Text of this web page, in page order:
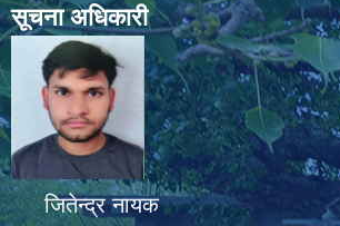
सूचना अधिकारी
जितेन्द्र नायक